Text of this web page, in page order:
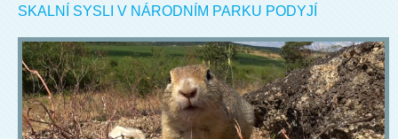
SKALNÍ SYSLI V NÁRODNÍM PARKU PODYJÍ